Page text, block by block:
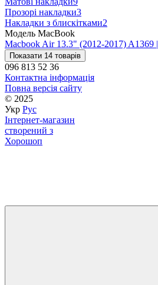
Прозорі накладки3
Накладки з блискітками2
Модель MacBook
Macbook Air 13.3" (2012-2017) A1369
Показати 14 товарів
096 813 52 36
Контактна інформація
Повна версія сайту
© 2025
Укр Рус
Інтернет-магазин
створений з
Хорошоп